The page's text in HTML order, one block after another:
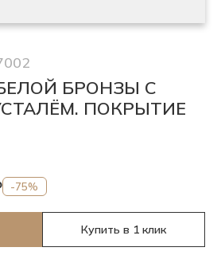
БРОНЗЫ С
ПОКРЫТИЕ
-75%
Купить в 1 клик